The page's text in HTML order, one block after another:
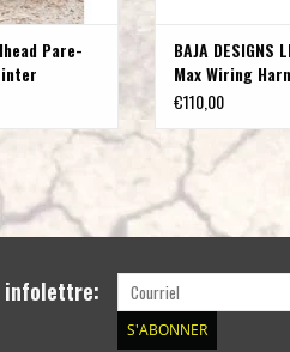
Pare-
BAJA
Max Wiring
€110,00
infolettre:
S'ABONNER